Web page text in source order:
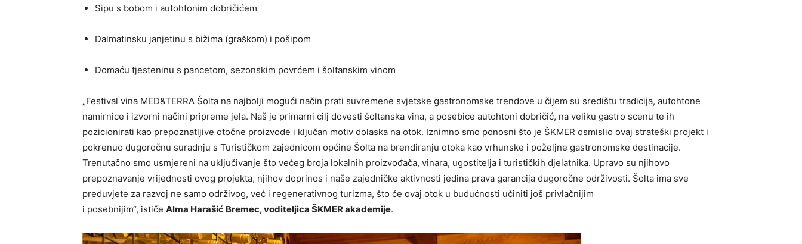
Sipu s bobom i autohtonim dobričićem
Dalmatinsku janjetinu s bižima (graškom) i pošipom
Domaću tjesteninu s pancetom, sezonskim povrćem i šoltanskim vinom
„Festival vina MED&TERRA Šolta na najbolji mogući način prati suvremene svjetske gastronomske trendove u čijem su središtu tradicija, autohtone
namirnice i izvorni načini pripreme jela. Naš je primarni cilj dovesti šoltanska vina, a posebice autohtoni dobričić, na veliku gastro scenu te ih
pozicionirati kao prepoznatljive otočne proizvode i ključan motiv dolaska na otok. Iznimno smo ponosni što je ŠKMER osmislio ovaj strateški projekt i
pokrenuo dugoročnu suradnju s Turističkom zajednicom općine Šolta na brendiranju otoka kao vrhunske i poželjne gastronomske destinacije.
Trenutačno smo usmjereni na uključivanje što većeg broja lokalnih proizvođača, vinara, ugostitelja i turističkih djelatnika. Upravo su njihovo
prepoznavanje vrijednosti ovog projekta, njihov doprinos i naše zajedničke aktivnosti jedina prava garancija dugoročne održivosti. Šolta ima sve
preduvjete za razvoj ne samo održivog, već i regenerativnog turizma, što će ovaj otok u budućnosti učiniti još privlačnijim
i posebnijim“, ističe Alma Harašić Bremec, voditeljica ŠKMER akademije.